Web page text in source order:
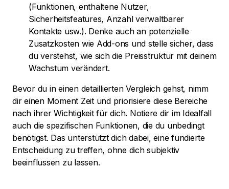
(Funktionen, enthaltene Nutzer,
Sicherheitsfeatures, Anzahl verwaltbarer
Kontakte usw.). Denke auch an potenzielle
Zusatzkosten wie Add-ons und stelle sicher, dass
du verstehst, wie sich die Preisstruktur mit deinem
Wachstum verändert.
Bevor du in einen detaillierten Vergleich gehst, nimm
dir einen Moment Zeit und priorisiere diese Bereiche
nach ihrer Wichtigkeit für dich. Notiere dir im Idealfall
auch die spezifischen Funktionen, die du unbedingt
benötigst. Das unterstützt dich dabei, eine fundierte
Entscheidung zu treffen, ohne dich subjektiv
beeinflussen zu lassen.